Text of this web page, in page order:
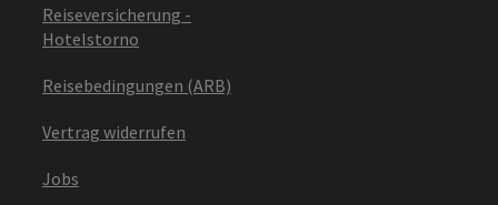
Reiseversicherung -
Hotelstorno
Reisebedingungen (ARB)
Vertrag widerrufen
Jobs